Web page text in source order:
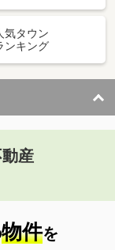
気タウン
ンキング
産
物件を